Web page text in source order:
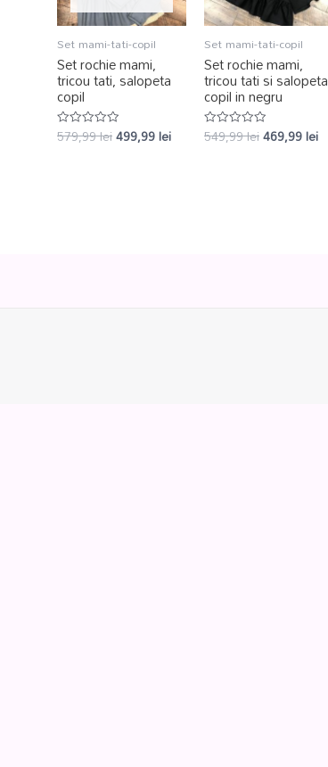
Set mami-tati-copil
Set rochie mami,
tricou tati, salopeta
copil
Evaluat
la
579,99lei499,99lei
Set mami-tati-copil
Set rochie mami,
tricou tati si salopeta
copil in negru
Evaluat
la
549,99lei469,99lei